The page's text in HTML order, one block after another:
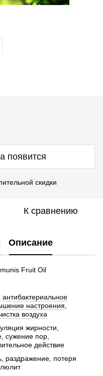
появится
скидки
К сравнению
Описание
Fruit Oil
антибактериальное
настроения
воздуха
жирности,
сужение пор,
действие
раздражение, потеря